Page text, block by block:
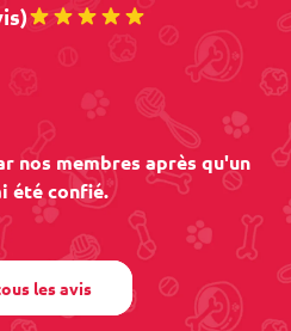
nos membres après qu'un
été confié.
les avis